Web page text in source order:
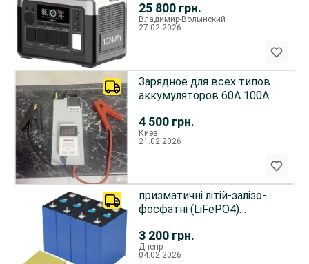
25 800 грн.
Владимир-Волынский
27.02.2026
4 500 грн.
Зарядное для всех типов
аккумуляторов 60А 100А
Киев
21.02.2026
3 200 грн.
призматичні літій-залізо-
фосфатні (LiFePO4)
Днепр
04.02.2026